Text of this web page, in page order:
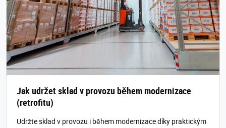
Jak udržet sklad v provozu během modernizace
(retrofitu)
Udržte sklad v provozu i během modernizace díky praktickým